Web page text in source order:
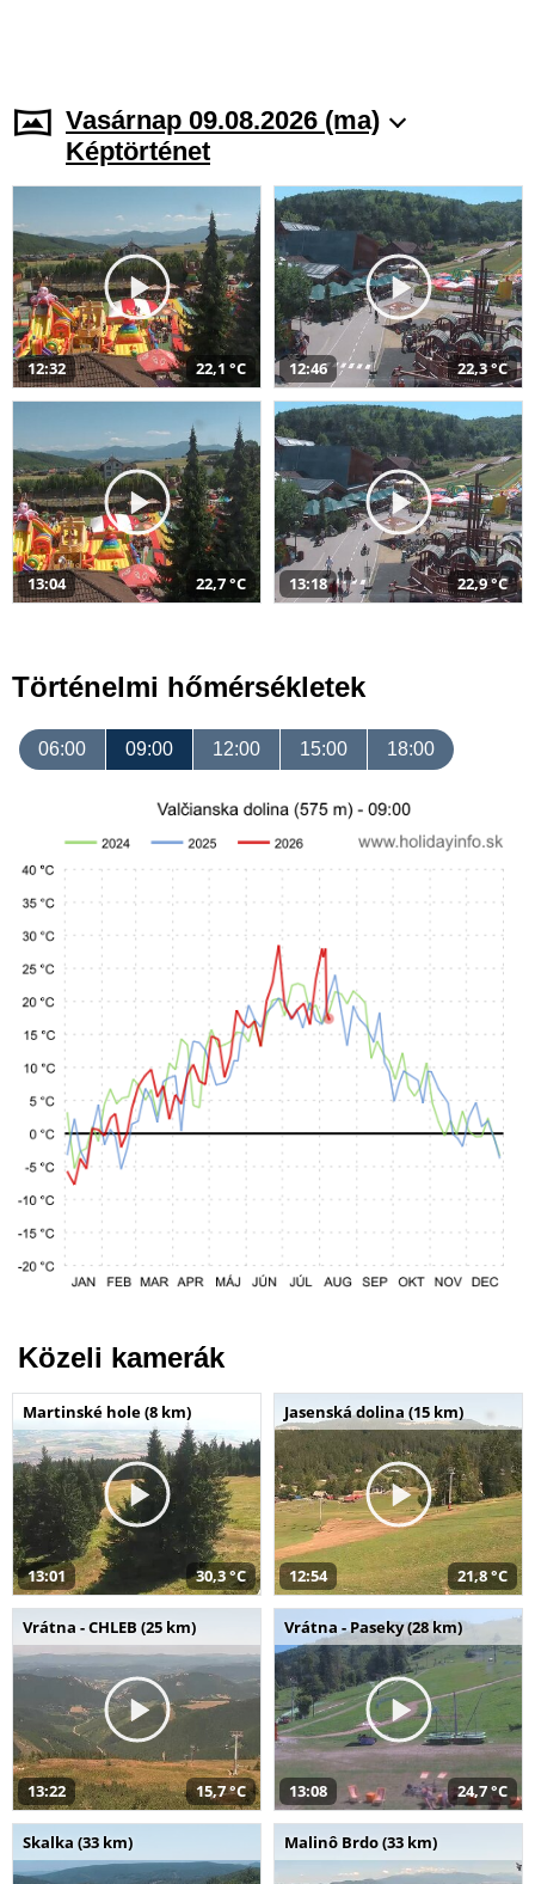
Vasárnap 09.08.2026 (ma)
Képtörténet
12:32 22,1 °C 12:46 22,3 °C
13:04 22,7 °C 13:18 22,9 °C
Történelmi hőmérsékletek
06:00 09:00 12:00 15:00 18:00
Közeli kamerák
Martinské hole (8 km)
13:01 30,3 °C
Jasenská dolina (15 km)
12:54 21,8 °C
Vrátna - CHLEB (25 km)
13:22 15,7 °C
Vrátna - Paseky (28 km)
13:08 24,7 °C
Skalka (33 km) Malinô Brdo (33 km)